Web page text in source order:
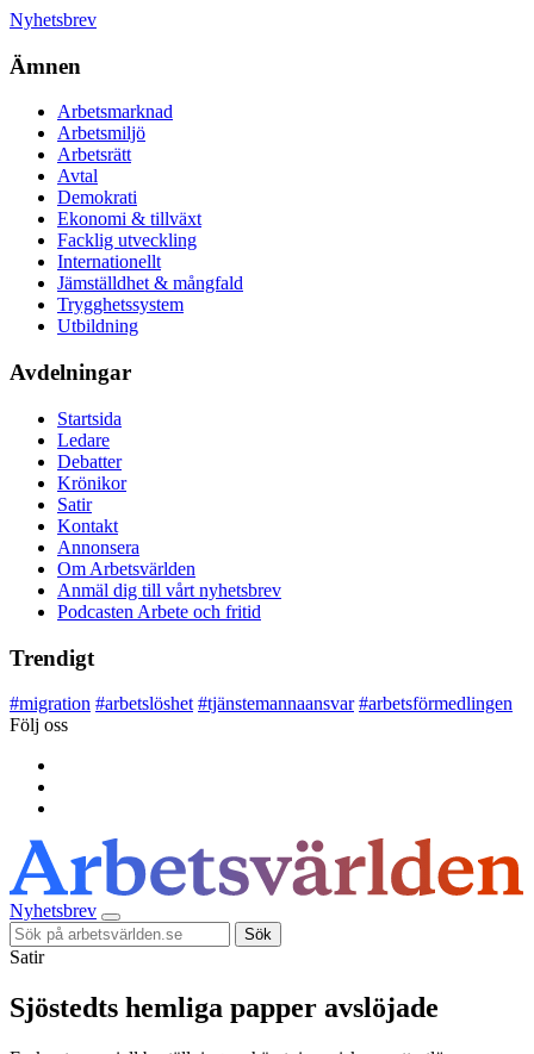
Nyhetsbrev
Ämnen
Arbetsmarknad
Arbetsmiljö
Arbetsrätt
Avtal
Demokrati
Ekonomi & tillväxt
Facklig utveckling
Internationellt
Jämställdhet & mångfald
Trygghetssystem
Utbildning
Avdelningar
Startsida
Ledare
Debatter
Krönikor
Satir
Kontakt
Annonsera
Om Arbetsvärlden
Anmäl dig till vårt nyhetsbrev
Podcasten Arbete och fritid
Trendigt
#migration #arbetslöshet #tjänstemannaansvar #arbetsförmedlingen
Följ oss
Nyhetsbrev
Sök
Satir
Sjöstedts hemliga papper avslöjade